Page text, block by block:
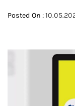
Posted On :